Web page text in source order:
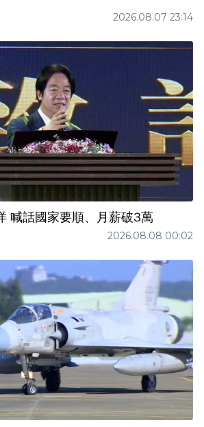
2026.08.07 23:14
喊話國家要順、月薪破3萬
2026.08.08 00:02